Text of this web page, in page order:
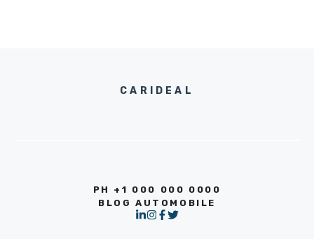
CARIDEAL
PH +1 000 000 0000
BLOG AUTOMOBILE